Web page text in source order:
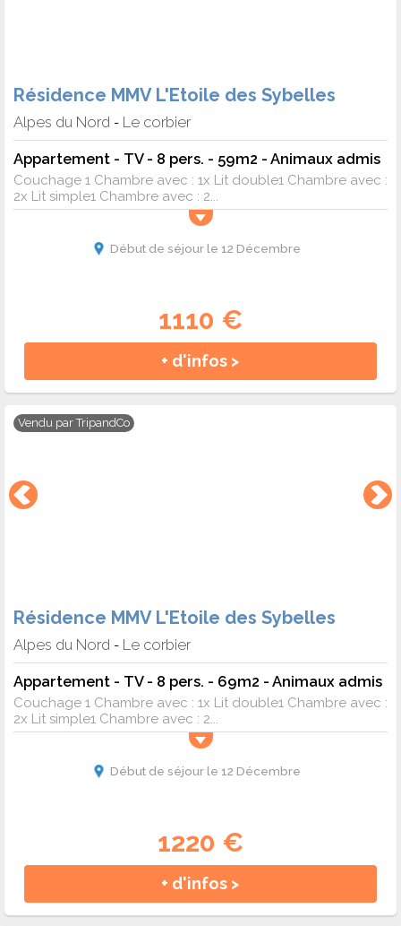
Résidence MMV L'Etoile des Sybelles
Alpes du Nord - Le corbier
Appartement - TV - 8 pers. - 59m2 - Animaux admis
Couchage 1 Chambre avec : 1x Lit double1 Chambre avec :
2x Lit simple1 Chambre avec : 2...
Début de séjour le 12 Décembre
1110 €
+ d'infos >
Vendu parTripandCo
Résidence MMV L'Etoile des Sybelles
Alpes du Nord - Le corbier
Appartement - TV - 8 pers. - 69m2 - Animaux admis
Couchage 1 Chambre avec : 1x Lit double1 Chambre avec :
2x Lit simple1 Chambre avec : 2...
Début de séjour le 12 Décembre
1220 €
+ d'infos >